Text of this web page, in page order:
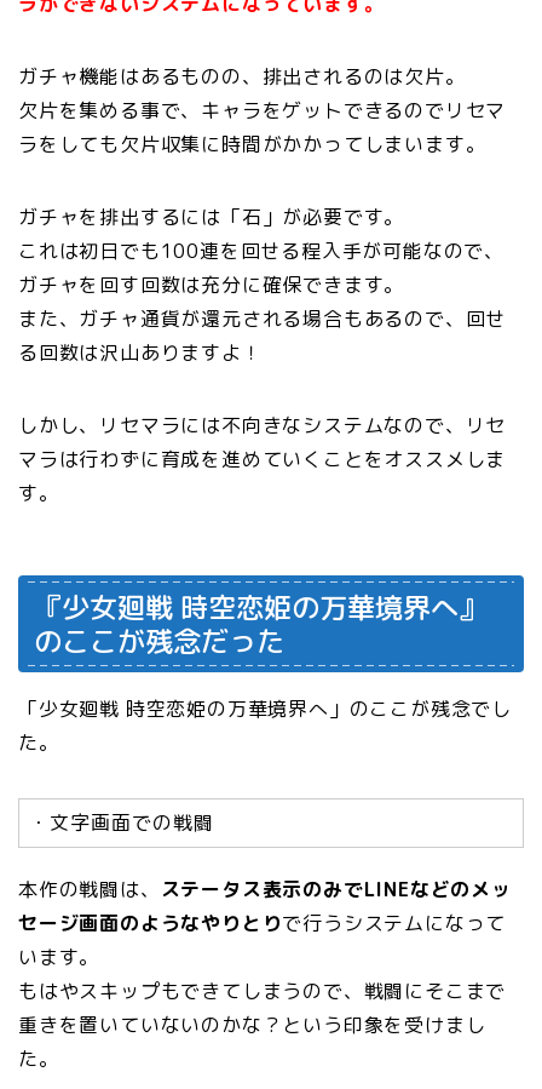
ガチャ機能はあるものの、排出されるのは欠片。
欠片を集める事で、キャラをゲットできるのでリセマ
ラをしても欠片収集に時間がかかってしまいます。
ガチャを排出するには「石」が必要です。
これは初日でも100連を回せる程入手が可能なので、
ガチャを回す回数は充分に確保できます。
また、ガチャ通貨が還元される場合もあるので、回せ
る回数は沢山ありますよ！
しかし、リセマラには不向きなシステムなので、リセ
マラは行わずに育成を進めていくことをオススメしま
す。
『少女廻戦 時空恋姫の万華境界へ』
のここが残念だった
「少女廻戦 時空恋姫の万華境界へ」のここが残念でし
た。
・文字画面での戦闘
本作の戦闘は、
ステータス表示のみでLINEなどのメッ
セージ画面のようなやりとりで行うシステムになって
います。
もはやスキップもできてしまうので、戦闘にそこまで
重きを置いていないのかな？という印象を受けまし
た。